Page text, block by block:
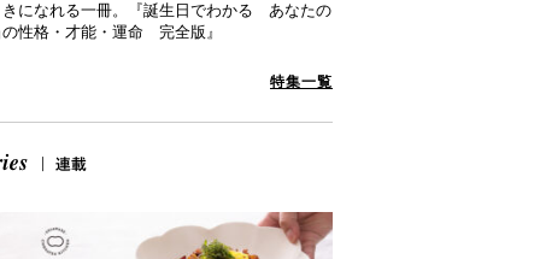
きになれる一冊。『誕生日でわかる あなたの
性格・才能・運命 完全版』
特集一覧